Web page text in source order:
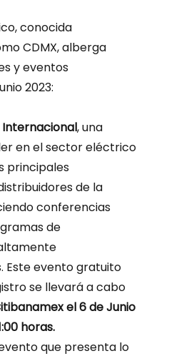
conocida
CDMX, alberga
y eventos
2023:
Internacional, una
en el sector eléctrico
principales
de la
conferencias
de
Este evento gratuito
se llevará a cabo
el 6 de Junio
horas.
que presenta lo